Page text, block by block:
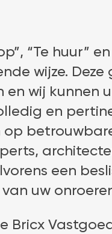
“Te huur”
wijze. Deze
wij kunnen
en
een
uw
Bricx